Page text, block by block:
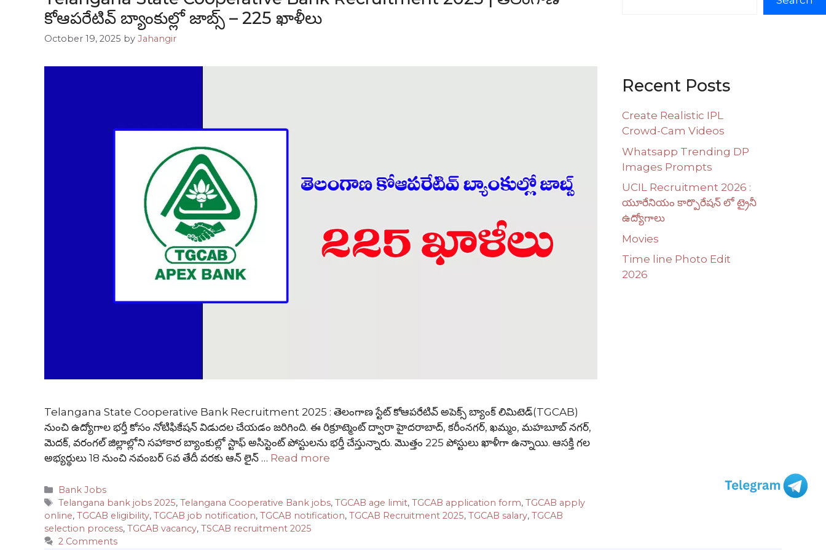
కోఆపరేటివ్ బ్యాంకుల్లో జాబ్స్ – 225 ఖాళీలు
October 19, 2025 by Jahangir
Telangana State Cooperative Bank Recruitment 2025 : తెలంగాణ స్టేట్ కోఆపరేటివ్ అపెక్స్ బ్యాంక్ లిమిటెడ్(TGCAB)
నుంచి ఉద్యోగాల భర్తీ కోసం నోటిఫికేషన్ విడుదల చేయడం జరిగింది. ఈ రిక్రూట్మెంట్ ద్వారా హైదరాబాద్, కరీంనగర్, ఖమ్మం, మహబూబ్ నగర్,
మెదక్, వరంగల్ జిల్లాల్లోని సహాకార బ్యాంకుల్లో స్టాఫ్ అసిస్టెంట్ పోస్టులను భర్తీ చేస్తున్నారు. మొత్తం 225 పోస్టులు ఖాళీగా ఉన్నాయి. ఆసక్తి గల
అభ్యర్థులు 18 నుంచి నవంబర్ 6వ తేదీ వరకు ఆన్ లైన్ … Read more
Categories
Bank Jobs
Tags
Telangana bank jobs 2025,Telangana Cooperative Bank jobs,TGCAB age limit,TGCAB application form,TGCAB apply
online, TGCAB eligibility, TGCAB job notification, TGCAB notification, TGCAB Recruitment 2025, TGCAB salary, TGCAB
selection process, TGCAB vacancy, TSCAB recruitment 2025
2 Comments
Recent Posts
Create Realistic IPL
Crowd-Cam Videos
Whatsapp Trending DP
Images Prompts
UCIL Recruitment 2026 :
యూరేనియం కార్పొరేషన్ లో ట్రైనీ
ఉద్యోగాలు
Movies
Time line Photo Edit
2026